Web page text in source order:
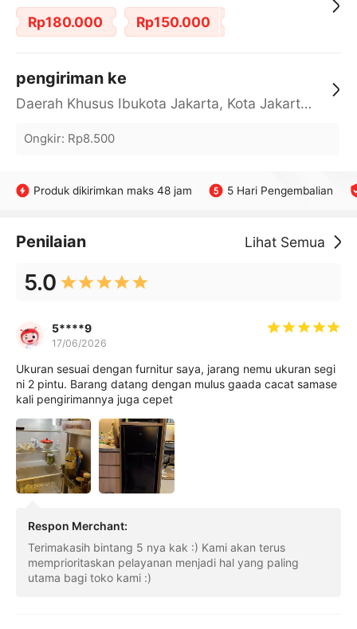
Rp180.000 Rp150.000
pengiriman ke
Daerah Khusus Ibukota Jakarta, Kota Jakarta Barat, Cengkareng, yy
Ongkir: Rp8.500
Produk dikirimkan maks 48 jam 5 Hari Pengembalian
Penilaian Lihat Semua
5.0
5****9
17/06/2026
Ukuran sesuai dengan furnitur saya, jarang nemu ukuran segi
ni 2 pintu. Barang datang dengan mulus gaada cacat samase
kali pengirimannya juga cepet
Respon Merchant:
Terimakasih bintang 5 nya kak :) Kami akan terus
memprioritaskan pelayanan menjadi hal yang paling
utama bagi toko kami :)